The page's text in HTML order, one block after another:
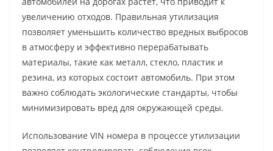
увеличению отходов. Правильная утилизация
позволяет уменьшить количество вредных выбросов
в атмосферу и эффективно перерабатывать
материалы, такие как металл, стекло, пластик и
резина, из которых состоит автомобиль. При этом
важно соблюдать экологические стандарты, чтобы
минимизировать вред для окружающей среды.
Использование VIN номера в процессе утилизации